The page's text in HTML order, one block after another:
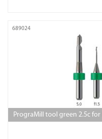
689024
PrograMill tool green 2.5c for